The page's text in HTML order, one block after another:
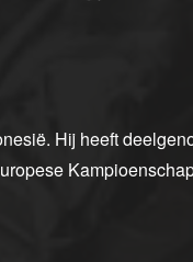
Hij heeft